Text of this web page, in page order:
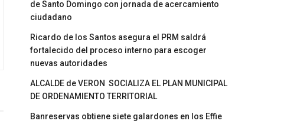
de Santo Domingo con jornada de acercamiento
ciudadano
Ricardo de los Santos asegura el PRM saldrá
fortalecido del proceso interno para escoger
nuevas autoridades
ALCALDE de VERON SOCIALIZA EL PLAN MUNICIPAL
DE ORDENAMIENTO TERRITORIAL
Banreservas obtiene siete galardones en los Effie